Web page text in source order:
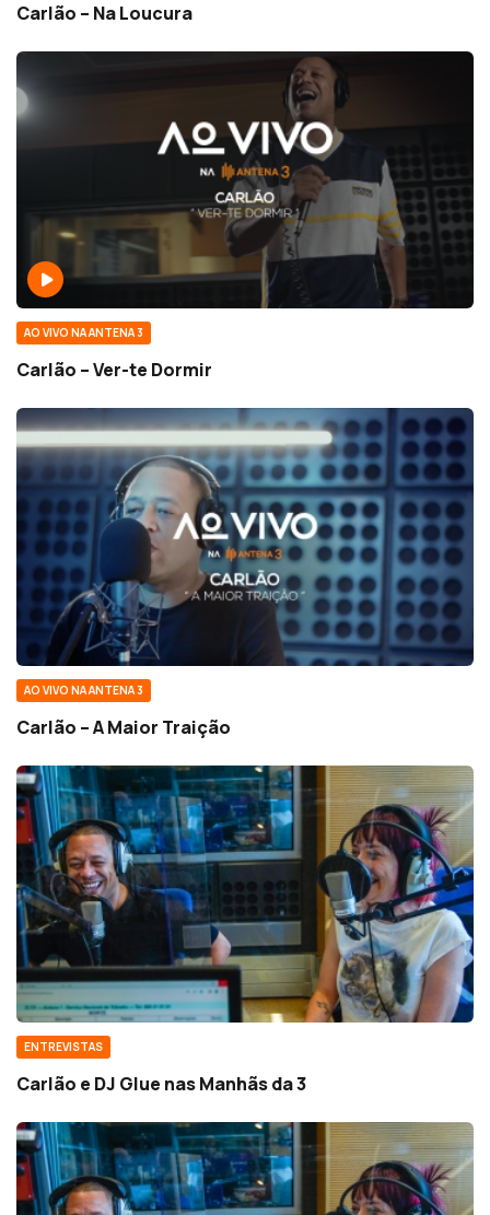
Carlão – Na Loucura
AO VIVO NA ANTENA 3
Carlão – Ver-te Dormir
AO VIVO NA ANTENA 3
Carlão – A Maior Traição
ENTREVISTAS
Carlão e DJ Glue nas Manhãs da 3